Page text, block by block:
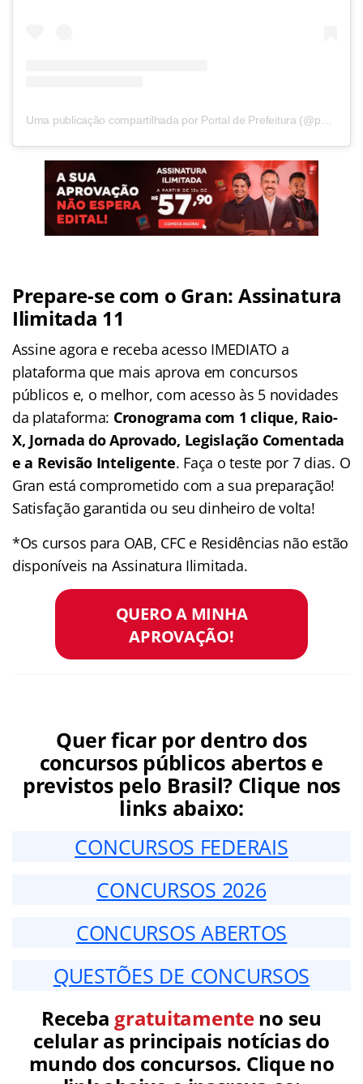
Uma publicação compartilhada por Portal de Prefeitura (@portaldeprefeitura)
Prepare-se com o Gran: Assinatura
Ilimitada 11
Assine agora e receba acesso IMEDIATO a
plataforma que mais aprova em concursos
públicos e, o melhor, com acesso às 5 novidades
da plataforma: Cronograma com 1 clique, Raio-
X, Jornada do Aprovado, Legislação Comentada
e a Revisão Inteligente. Faça o teste por 7 dias. O
Gran está comprometido com a sua preparação!
Satisfação garantida ou seu dinheiro de volta!
*Os cursos para OAB, CFC e Residências não estão
disponíveis na Assinatura Ilimitada.
QUERO A MINHA
APROVAÇÃO!
Quer ficar por dentro dos
concursos públicos abertos e
previstos pelo Brasil? Clique nos
links abaixo:
CONCURSOS FEDERAIS
CONCURSOS 2026
CONCURSOS ABERTOS
QUESTÕES DE CONCURSOS
Receba gratuitamenteno seu
celular as principais notícias do
mundo dos concursos. Clique no